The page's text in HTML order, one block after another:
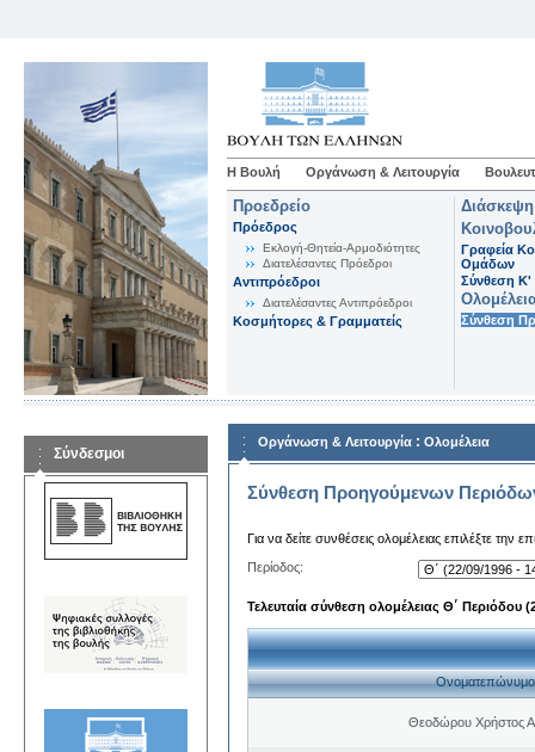
Η Βουλή Οργάνωση & Λειτουργία
Προεδρείο
Πρόεδρος
Εκλογή-Θητεία-Αρμοδιότητες
Διατελέσαντες Πρόεδροι
Αντιπρόεδροι
Διατελέσαντες Αντιπρόεδροι
Κοσμήτορες & Γραμματείς
Γραφεία
Ομάδων
Σύνθεση K'
Σύνθεση
Σύνδεσμοι
Οργάνωση & Λειτουργία : Ολομέλεια
Σύνθεση Προηγούμενων
Για να δείτε συνθέσεις ολομέλειας επιλέξτε την
Περίοδος:
Τελευταία σύνθεση ολομέλειας Θ΄ Περιόδου
Ονοματεπώνυμο
Θεοδώρου Χρήστος